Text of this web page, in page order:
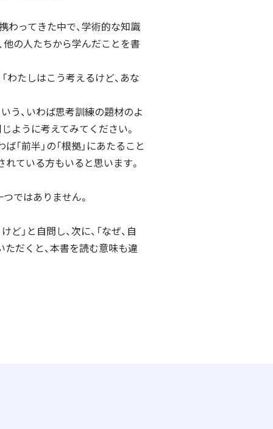
わってきた中で、学術的な知識
他の人たちから学んだことを書
わたしはこう考えるけど、あな
いう、いわば思考訓練の題材のよ
ように考えてみてください。
「前半」の「根拠」にあたること
ている方もいると思います。
ではありません。
」と自問し、次に、「なぜ、自
だくと、本書を読む意味も違